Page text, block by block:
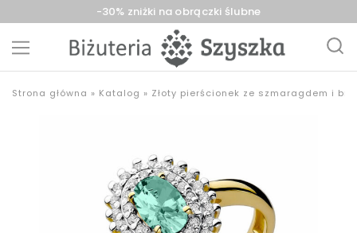
-30% zniżki na obrączki ślubne
Szyszka
z
Strona główna » Katalog » Złoty pierścionek ze szmaragdem i